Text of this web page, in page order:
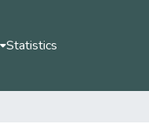
Statistics